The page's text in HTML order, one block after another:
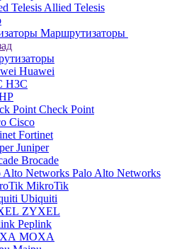
Allied Telesis
Маршрутизаторы
Huawei
H3C
Check Point
Cisco
Fortinet
Juniper
Brocade
Palo Alto Networks
MikroTik
Ubiquiti
ZYXEL
Peplink
MOXA